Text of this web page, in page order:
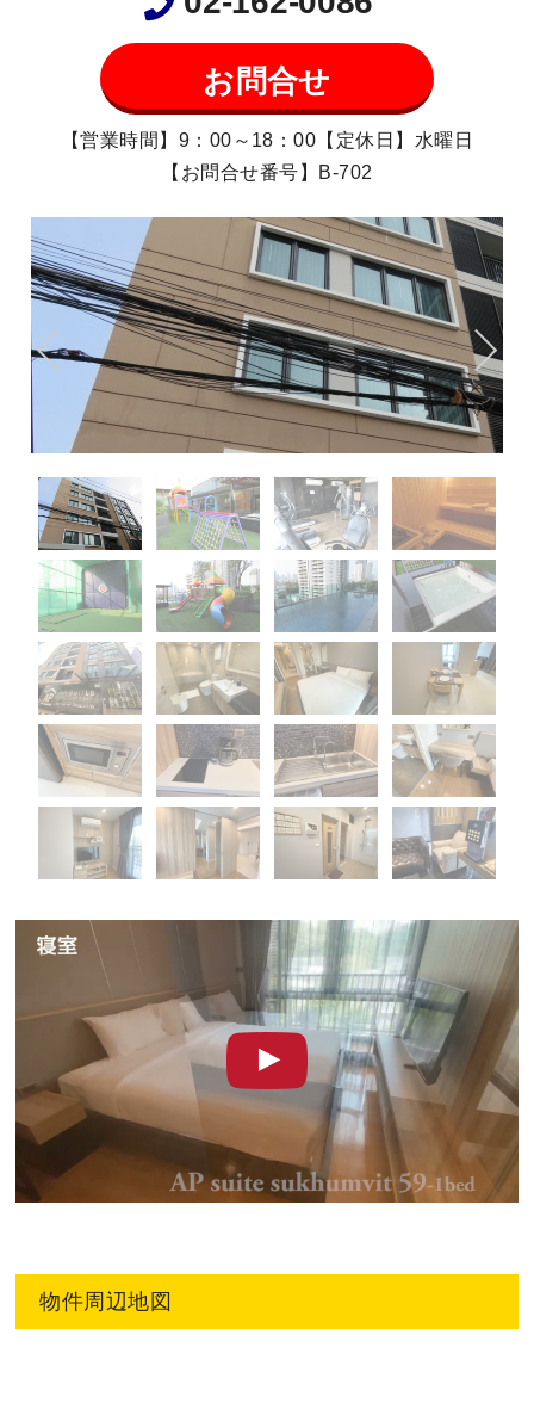
お問合せ
【営業時間】9：00～18：00【定休日】水曜日
【お問合せ番号】B-702
物件周辺地図